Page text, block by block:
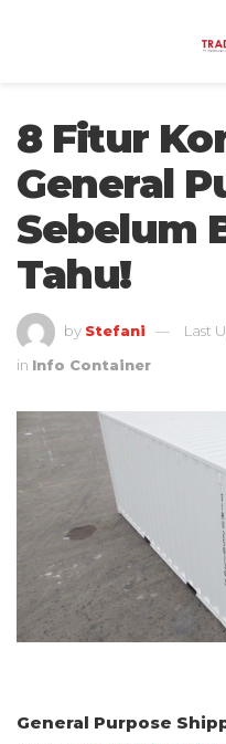
8 Fitur
General
Sebelum
Tahu!
by Stefani
Last
in Info Container
General Purpose